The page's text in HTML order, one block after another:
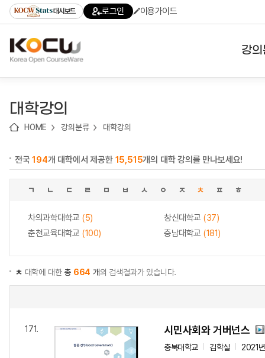
기
기
기
content)
가
대시보드 로그인 이용가이드
강
대학강의
HOME 강의분류 대학강의
전국194개 대학에서 제공한 15,515개의 대학 강의를 만나보세요!
ㄱ ㄴ ㄷ ㄹ ㅁ ㅂ ㅅ ㅇ ㅈ ㅊ ㅍ ㅎ
차의과학대학교 (5) 창신대학교 (37)
춘천교육대학교 (100) 충남대학교 (181)
ㅊ 대학에 대한총 664 개의 검색결과가 있습니다.
171. 시민사회와 거버넌스
충북대학교 김학실
2021